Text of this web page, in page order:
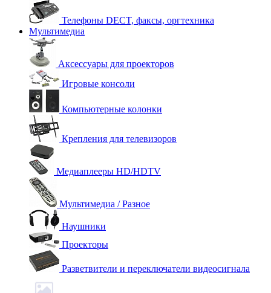
Телефоны DECT, факсы, оргтехника
Мультимедиа
Аксессуары для проекторов
Игровые консоли
Компьютерные колонки
Крепления для телевизоров
Медиаплееры HD/HDTV
Мультимедиа / Разное
Наушники
Проекторы
Разветвители и переключатели видеосигнала